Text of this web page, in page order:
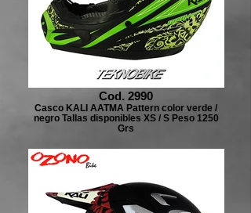
Cod. 2990
Casco KALI AATMA Pattern color verde /
negro Tallas disponibles XS / S Peso 1250
Grs